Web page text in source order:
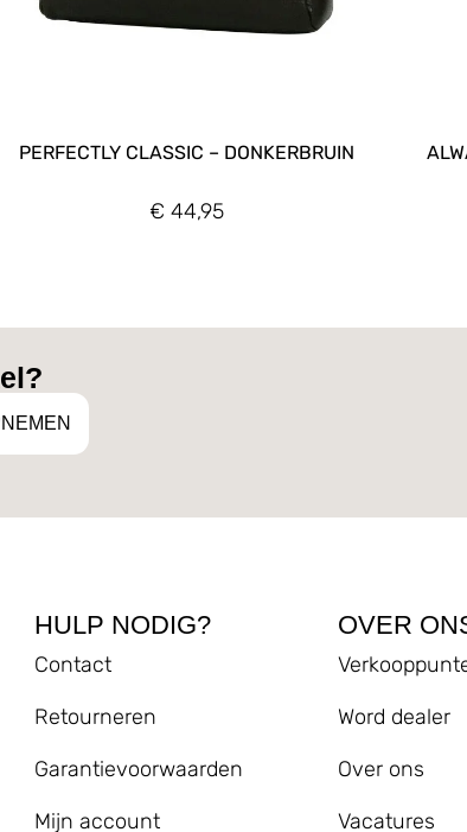
PERFECTLY CLASSIC – DONKERBRUIN
€ 44,95
HULP NODIG?
Contact
Retourneren
Garantievoorwaarden
Mijn account
OVER
Word dealer
Over ons
Vacatures